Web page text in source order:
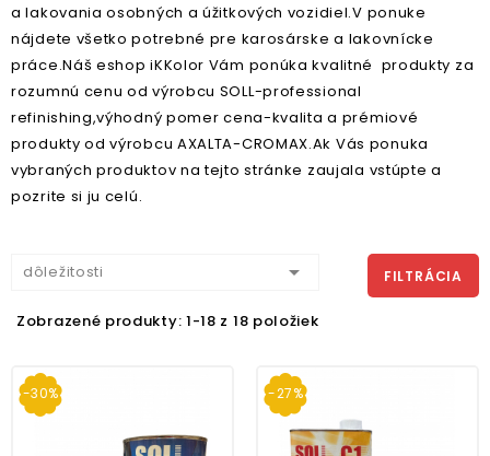
a lakovania osobných a úžitkových vozidiel.V ponuke
nájdete všetko potrebné pre karosárske a lakovnícke
práce.Náš eshop iKKolor Vám ponúka kvalitné produkty za
rozumnú cenu od výrobcu SOLL-professional
refinishing,výhodný pomer cena-kvalita a prémiové
produkty od výrobcu AXALTA-CROMAX.Ak Vás ponuka
vybraných produktov na tejto stránke zaujala vstúpte a
pozrite si ju celú.
dôležitosti  FILTRÁCIA
Zobrazené produkty: 1-18 z 18 položiek
-30% -27%